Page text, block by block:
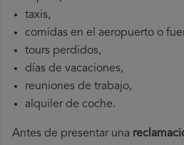
taxis,
comidas en el aeropuerto o
tours perdidos,
días de vacaciones,
reuniones de trabajo,
alquiler de coche.
Antes de presentar una